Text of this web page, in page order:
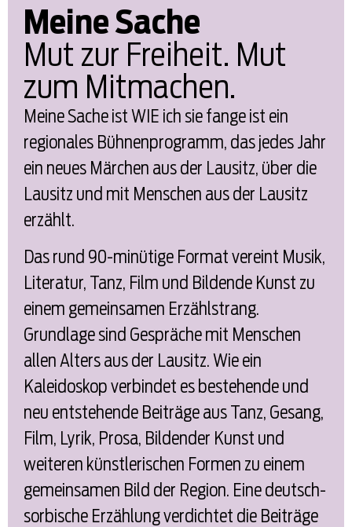
Meine Sache
Mut zur Freiheit. Mut
zum Mitmachen.
Meine Sache ist WIE ich sie fange ist ein
regionales Bühnenprogramm, das jedes Jahr
ein neues Märchen aus der Lausitz, über die
Lausitz und mit Menschen aus der Lausitz
erzählt.
Das rund 90-minütige Format vereint Musik,
Literatur, Tanz, Film und Bildende Kunst zu
einem gemeinsamen Erzählstrang.
Grundlage sind Gespräche mit Menschen
allen Alters aus der Lausitz. Wie ein
Kaleidoskop verbindet es bestehende und
neu entstehende Beiträge aus Tanz, Gesang,
Film, Lyrik, Prosa, Bildender Kunst und
weiteren künstlerischen Formen zu einem
gemeinsamen Bild der Region. Eine deutsch-
sorbische Erzählung verdichtet die Beiträge